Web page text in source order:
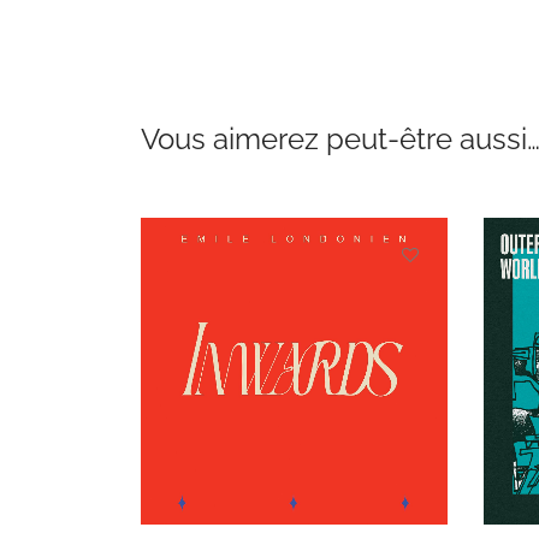
Vous aimerez peut-être aussi…